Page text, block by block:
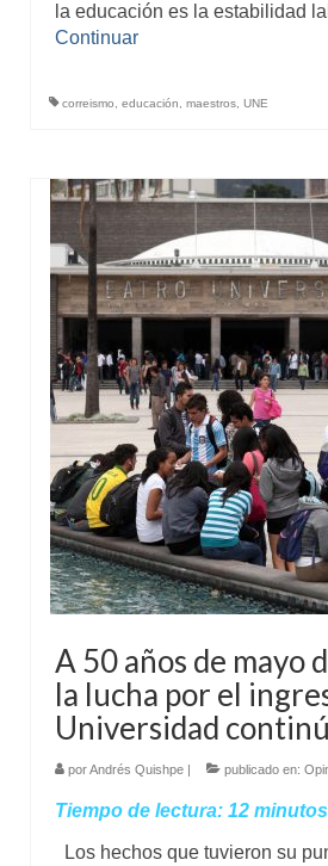
la educación es la estabilidad
Continuar
correismo educación maestros UNE
A 50 años de mayo
la lucha por el
Universidad
porAndrés Quishpe | publicado en:
Tiempo de lectura: 12 minutos
Los hechos que tuvieron su